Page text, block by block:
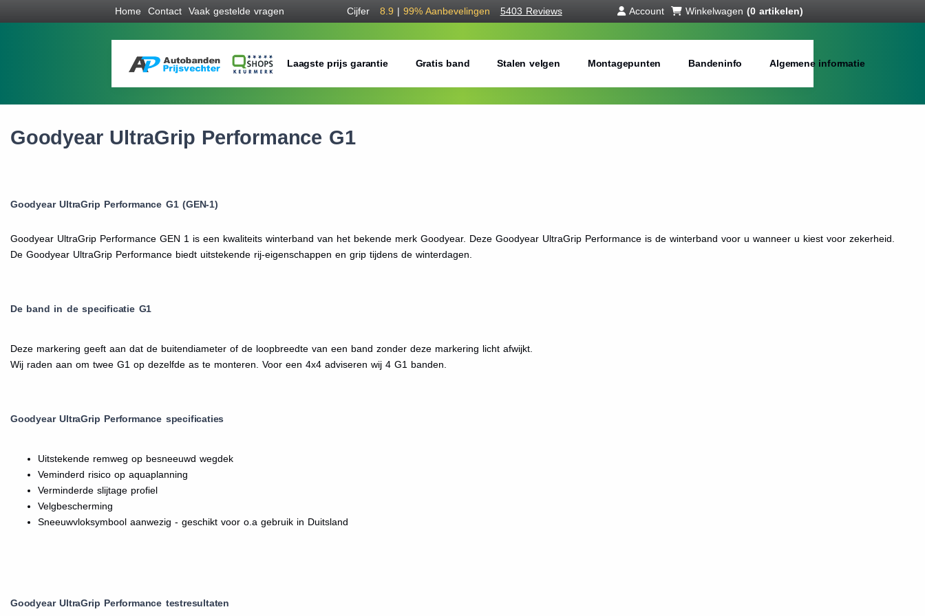
Home Contact Vaak gestelde vragen Cijfer 8.9 | 99% Aanbevelingen 5403 Reviews Account Winkelwagen (0 artikelen)
Laagste prijs garantie Gratis band Stalen velgen Montagepunten Bandeninfo Algemene informatie
Goodyear UltraGrip Performance G1
Goodyear UltraGrip Performance G1 (GEN-1)
Goodyear UltraGrip Performance GEN 1 is een kwaliteits winterband van het bekende merk Goodyear. Deze Goodyear UltraGrip Performance is de winterband voor u wanneer u kiest voor zekerheid.
De Goodyear UltraGrip Performance biedt uitstekende rij-eigenschappen en grip tijdens de winterdagen.
De band in de specificatie G1
Deze markering geeft aan dat de buitendiameter of de loopbreedte van een band zonder deze markering licht afwijkt.
Wij raden aan om twee G1 op dezelfde as te monteren. Voor een 4x4 adviseren wij 4 G1 banden.
Goodyear UltraGrip Performance specificaties
Uitstekende remweg op besneeuwd wegdek
Veminderd risico op aquaplanning
Verminderde slijtage profiel
Velgbescherming
Sneeuwvloksymbool aanwezig - geschikt voor o.a gebruik in Duitsland
Goodyear UltraGrip Performance testresultaten